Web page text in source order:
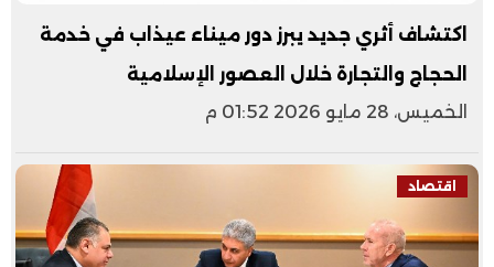
اكتشاف أثري جديد يبرز دور ميناء عيذاب في خدمة
الحجاج والتجارة خلال العصور الإسلامية
الخميس، 28 مايو 2026 01:52 م
اقتصاد